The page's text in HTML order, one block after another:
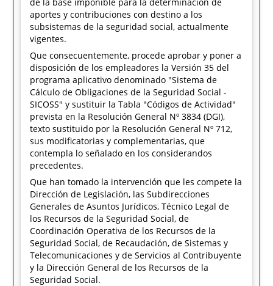
aportes y contribuciones con destino a los
subsistemas de la seguridad social, actualmente
vigentes.
Que consecuentemente, procede aprobar y poner a
disposición de los empleadores la Versión 35 del
programa aplicativo denominado "Sistema de
Cálculo de Obligaciones de la Seguridad Social -
SICOSS" y sustituir la Tabla "Códigos de Actividad"
prevista en la Resolución General Nº 3834 (DGI),
texto sustituido por la Resolución General Nº 712,
sus modificatorias y complementarias, que
contempla lo señalado en los considerandos
precedentes.
Que han tomado la intervención que les compete la
Dirección de Legislación, las Subdirecciones
Generales de Asuntos Jurídicos, Técnico Legal de
los Recursos de la Seguridad Social, de
Coordinación Operativa de los Recursos de la
Seguridad Social, de Recaudación, de Sistemas y
Telecomunicaciones y de Servicios al Contribuyente
y la Dirección General de los Recursos de la
Seguridad Social.